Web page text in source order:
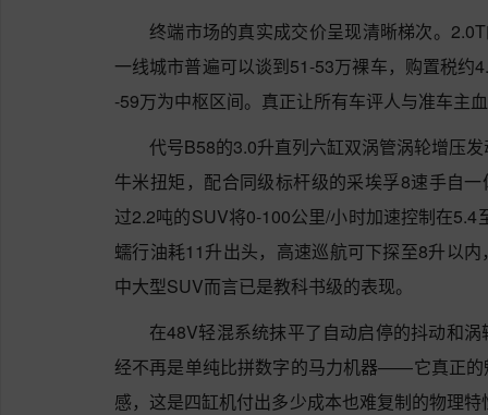
终端市场的真实成交价呈现清晰梯次。
一线城市普遍可以谈到51-53万裸车，购置税约
-59万为中枢区间。真正让所有车评人与准车主
代号B58的3.0升直列六缸双涡管涡轮增压
牛米扭矩，配合同级标杆级的采埃孚8速手自
过2.2吨的SUV将0-100公里/小时加速控制在
蠕行油耗11升出头，高速巡航可下探至8升以
中大型SUV而言已是教科书级的表现。
在48V轻混系统抹平了自动启停的抖动和
经不再是单纯比拼数字的马力机器——它真正
感，这是四缸机付出多少成本也难复制的物理